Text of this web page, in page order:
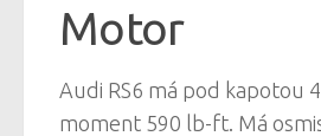
Motor
Audi RS6 má pod kapotou
moment 590 lb-ft. Má